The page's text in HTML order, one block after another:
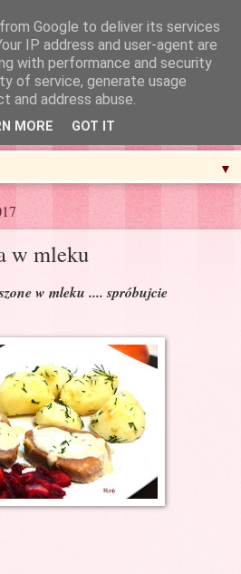
▼
w mleku
w mleku .... spróbujcie
Google to deliver its services
IP address and user-agent are
with performance and security
of service, generate usage
and address abuse.
MORE GOT IT